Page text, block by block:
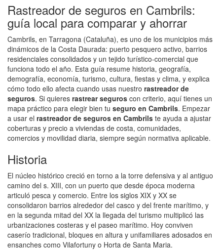
Rastreador de seguros en Cambrils:
guía local para comparar y ahorrar
Cambrils, en Tarragona (Cataluña), es uno de los municipios más
dinámicos de la Costa Daurada: puerto pesquero activo, barrios
residenciales consolidados y un tejido turístico‑comercial que
funciona todo el año. Esta guía resume historia, geografía,
demografía, economía, turismo, cultura, fiestas y clima, y explica
cómo todo ello afecta cuando usas nuestro rastreador de
seguros. Si quieres rastrear seguros con criterio, aquí tienes un
mapa práctico para elegir bien tu seguro en Cambrils. Empezar
a usar el rastreador de seguros en Cambrils te ayuda a ajustar
coberturas y precio a viviendas de costa, comunidades,
comercios y movilidad diaria, siempre según normativa aplicable.
Historia
El núcleo histórico creció en torno a la torre defensiva y al antiguo
camino del s. XIII, con un puerto que desde época moderna
articuló pesca y comercio. Entre los siglos XIX y XX se
consolidaron barrios alrededor del casco y del frente marítimo, y
en la segunda mitad del XX la llegada del turismo multiplicó las
urbanizaciones costeras y el paseo marítimo. Hoy conviven
caserío tradicional, bloques en altura y unifamiliares adosados en
ensanches como Vilafortuny o Horta de Santa Maria.